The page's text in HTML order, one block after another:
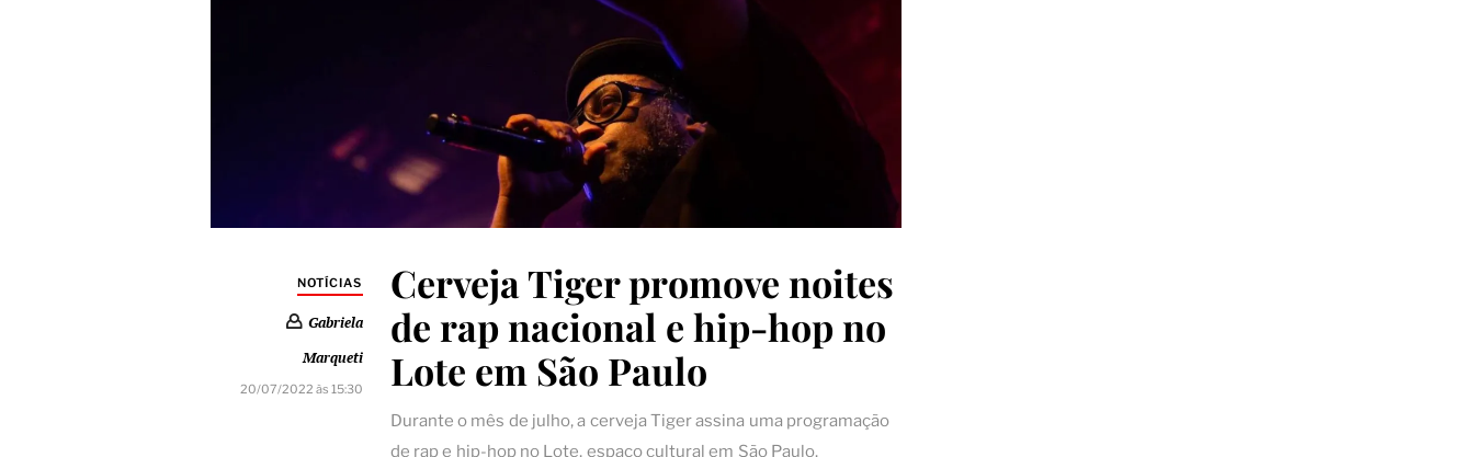
NOTÍCIAS
Gabriela
Marqueti
20/07/2022 às 15:30
Cerveja Tiger promove noites
de rap nacional e hip-hop no
Lote em São Paulo
Durante o mês de julho, a cerveja Tiger assina uma programação
de rap e hip-hop no Lote, espaço cultural em São Paulo.